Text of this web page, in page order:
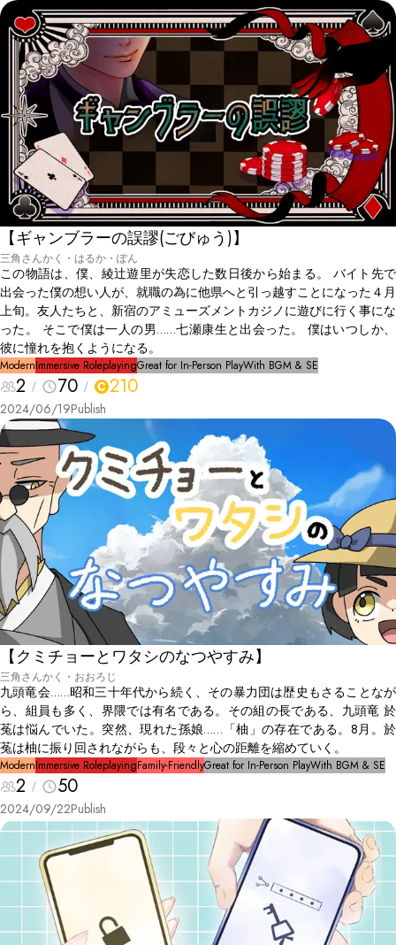
【ギャンブラーの誤謬(ごびゅう)】
三角さんかく・はるか・ぽん
この物語は、僕、綾辻遊里が失恋した数日後から始まる。 バイト先で
出会った僕の想い人が、就職の為に他県へと引っ越すことになった４月
上旬。友人たちと、新宿のアミューズメントカジノに遊びに行く事にな
った。 そこで僕は一人の男……七瀬康生と出会った。 僕はいつしか、
彼に憧れを抱くようになる。
ModernImmersive RoleplayingGreat for In-Person PlayWith BGM & SE
2 70 210
2024/06/19Publish
【クミチョーとワタシのなつやすみ】
三角さんかく・おおろじ
九頭竜会……昭和三十年代から続く、その暴力団は歴史もさることなが
ら、組員も多く、界隈では有名である。その組の長である、九頭竜 於
菟は悩んでいた。突然、現れた孫娘……「柚」の存在である。8月。於
菟は柚に振り回されながらも、段々と心の距離を縮めていく。
ModernImmersive RoleplayingFamily-FriendlyGreat for In-Person PlayWith BGM & SE
2 50
2024/09/22Publish